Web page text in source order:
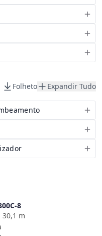
Folheto Expandir Tudo
8
30,1 m